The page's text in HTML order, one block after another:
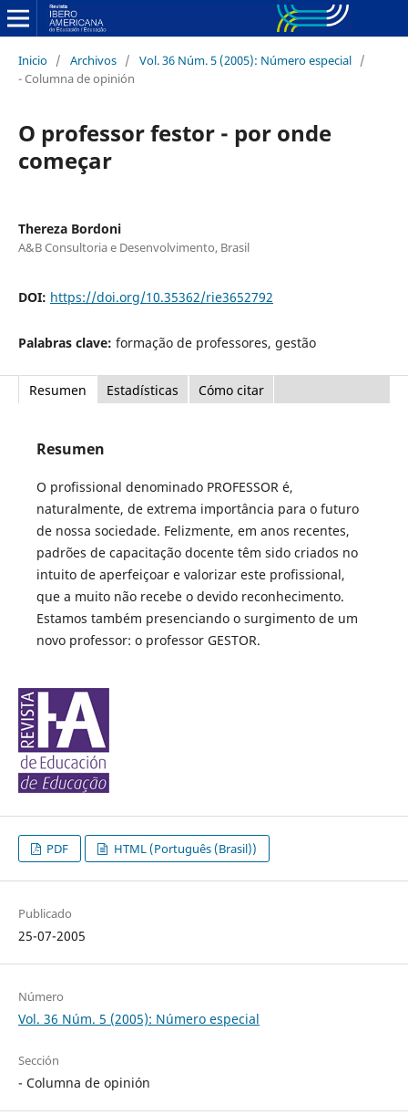
Inicio / Archivos / Vol. 36 Núm. 5 (2005): Número especial /
- Columna de opinión
O professor festor - por onde
começar
Thereza Bordoni
A&B Consultoria e Desenvolvimento, Brasil
DOI: https://doi.org/10.35362/rie3652792
Palabras clave: formação de professores, gestão
Resumen Estadísticas Cómo citar
Resumen
O profissional denominado PROFESSOR é,
naturalmente, de extrema importância para o futuro
de nossa sociedade. Felizmente, em anos recentes,
padrões de capacitação docente têm sido criados no
intuito de aperfeiçoar e valorizar este profissional,
que a muito não recebe o devido reconhecimento.
Estamos também presenciando o surgimento de um
novo professor: o professor GESTOR.
PDF HTML (Português (Brasil))
Publicado
25-07-2005
Número
Vol. 36 Núm. 5 (2005): Número especial
Sección
- Columna de opinión